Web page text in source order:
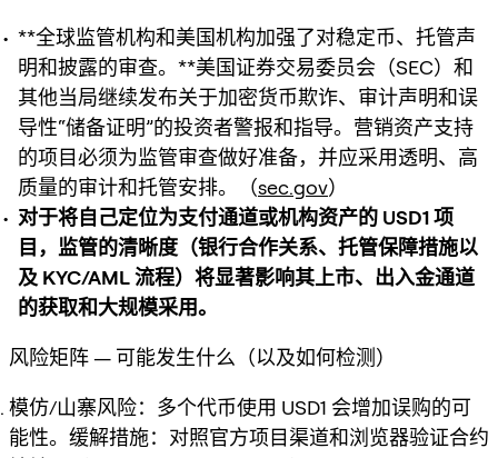
**全球监管机构和美国机构加强了对稳定币、托管声
明和披露的审查。**美国证券交易委员会（SEC）和
其他当局继续发布关于加密货币欺诈、审计声明和误
导性“储备证明”的投资者警报和指导。营销资产支持
的项目必须为监管审查做好准备，并应采用透明、高
质量的审计和托管安排。（sec.gov）
对于将自己定位为支付通道或机构资产的 USD1 项
目，监管的清晰度（银行合作关系、托管保障措施以
及 KYC/AML 流程）将显著影响其上市、出入金通道
的获取和大规模采用。
风险矩阵 — 可能发生什么（以及如何检测）
模仿/山寨风险：多个代币使用 USD1 会增加误购的可
能性。缓解措施：对照官方项目渠道和浏览器验证合约